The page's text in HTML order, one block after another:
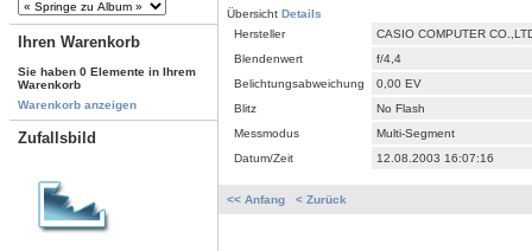
Ihren Warenkorb
Sie haben 0 Elemente in Ihrem
Warenkorb
Warenkorb anzeigen
Zufallsbild
Übersicht Details
Hersteller
CASIO COMPUTER
Blendenwert
f/4,4
Belichtungsabweichung
0,00 EV
Blitz
No Flash
Messmodus
Multi-Segment
Datum/Zeit
12.08.2003 16:07:16
<< Anfang < Zurück